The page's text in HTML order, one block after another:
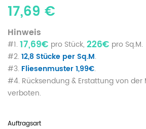
17,69 €
Hinweis
#1.17,69€ pro Stück, 226€ pro Sq.M.
#2.12,8 Stücke per Sq.M.
#3. Fliesenmuster 1,99€.
#4. Rücksendung & Erstattung von
verboten.
Auftragsart